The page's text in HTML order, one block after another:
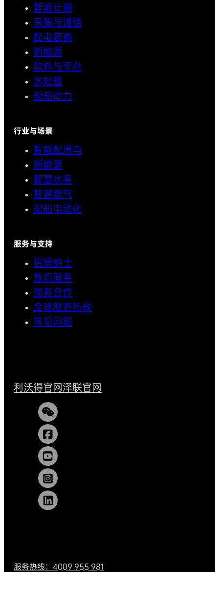
智能计量
采集与通信
配电装备
新能源
软件与平台
水处理
船舶动力
行业与场景
智能配用电
新能源
智慧水务
智慧燃气
船舶电动化
服务与支持
招贤纳士
售后服务
商务合作
全球服务热线
常见问题
利沃得官网泽联官网
服务热线：4009 955 981